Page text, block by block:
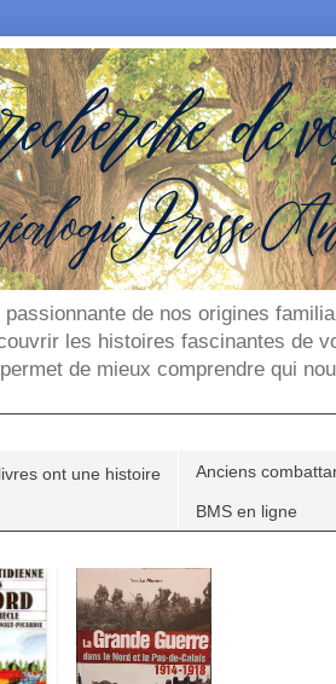
de nos origines
les histoires fascinantes
de mieux comprendre qui
ont une histoire Anciens
BMS en ligne